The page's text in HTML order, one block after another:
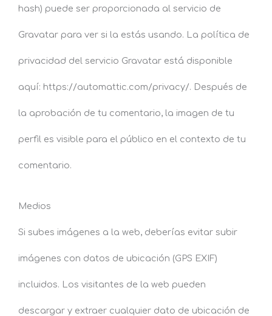
hash) puede ser proporcionada al servicio de
Gravatar para ver si la estás usando. La política de
privacidad del servicio Gravatar está disponible
aquí: https://automattic.com/privacy/. Después de
la aprobación de tu comentario, la imagen de tu
perfil es visible para el público en el contexto de tu
comentario.
Medios
Si subes imágenes a la web, deberías evitar subir
imágenes con datos de ubicación (GPS EXIF)
incluidos. Los visitantes de la web pueden
descargar y extraer cualquier dato de ubicación de